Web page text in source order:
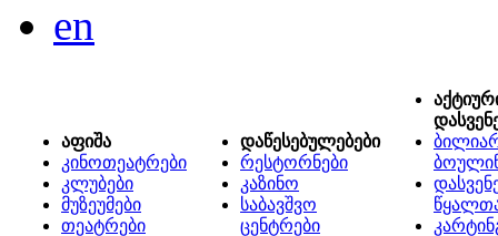
en
აფიშა
კინოთეატრები
კლუბები
მუზეუმები
თეატრები
დაწესებულებები
რესტორნები
კაზინო
საბავშვო
ცენტრები